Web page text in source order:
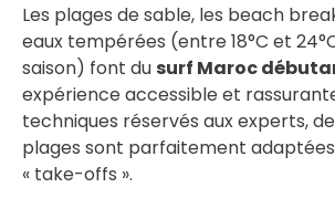
Les plages de sable, les beach
eaux tempérées (entre 18°C et
saison) font du surf Maroc
expérience accessible et
techniques réservés aux experts,
plages sont parfaitement
« take-offs ».